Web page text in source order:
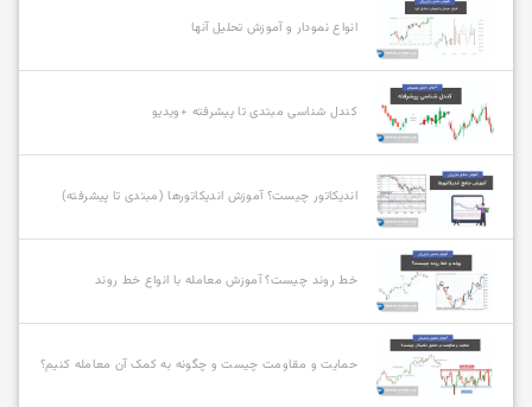
انواع نمودار و آموزش تحلیل آنها
کندل شناسی مبتدی تا پیشرفته +ویدیو
اندیکاتور چیست؟ آموزش اندیکاتورها (مبتدی تا پیشرفته)
خط روند چیست؟ آموزش معامله با انواع خط روند
حمایت و مقاومت چیست و چگونه به کمک آن معامله کنیم؟